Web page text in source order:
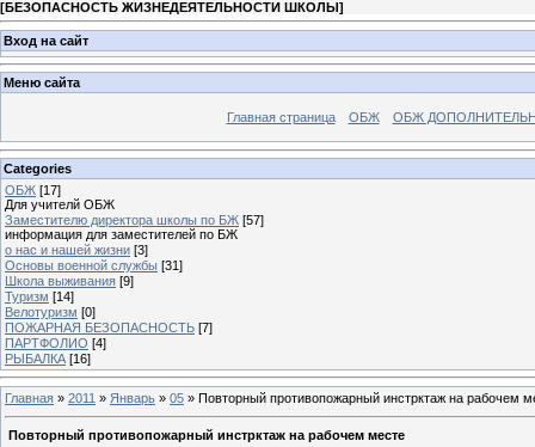
[БЕЗОПАСНОСТЬ ЖИЗНЕДЕЯТЕЛЬНОСТИ ШКОЛЫ]
Вход на сайт
Меню сайта
Главная страница ОБЖ ОБЖ
Categories
ОБЖ [17]
Для учителй ОБЖ
Заместителю директора школы по БЖ [57]
информация для заместителей по БЖ
о нас и нашей жизни [3]
Основы военной службы [31]
Школа выживания [9]
Туризм [14]
Велотуризм [0]
ПОЖАРНАЯ БЕЗОПАСНОСТЬ [7]
ПАРТФОЛИО [4]
РЫБАЛКА [16]
Главная » 2011 » Январь » 05 » Повторный противопожарный инстрктаж на рабочем
Повторный противопожарный инстрктаж на рабочем месте